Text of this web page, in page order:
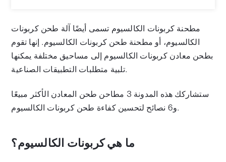
مطحنة كربونات الكالسيوم تسمى أيضًا آلة طحن كربونات
الكالسيوم، أو مطحنة طحن كربونات الكالسيوم. إنها تقوم
بطحن معادن كربونات الكالسيوم إلى مساحيق مختلفة يمكنها
تلبية متطلبات التطبيقات الصناعية.
ستشاركك هذه المدونة 3 مطاحن طحن المعادن الأكثر مبيعًا
و6 نصائح لتحسين كفاءة طحن كربونات الكالسيوم.
ما هي كربونات الكالسيوم؟